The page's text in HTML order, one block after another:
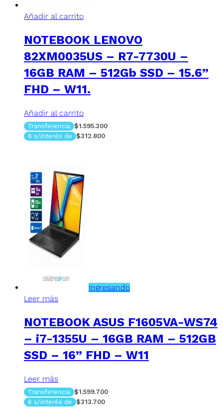
Añadir al carrito
NOTEBOOK LENOVO
82XM0035US – R7-7730U –
16GB RAM – 512Gb SSD – 15.6”
FHD – W11.
Añadir al carrito
Transferencia $1.595.300
6 s/interés de $312.800
Ingresando
Leer más
NOTEBOOK ASUS F1605VA-WS74
– i7-1355U – 16GB RAM – 512GB
SSD – 16” FHD – W11
Leer más
Transferencia $1.599.700
6 s/interés de $313.700